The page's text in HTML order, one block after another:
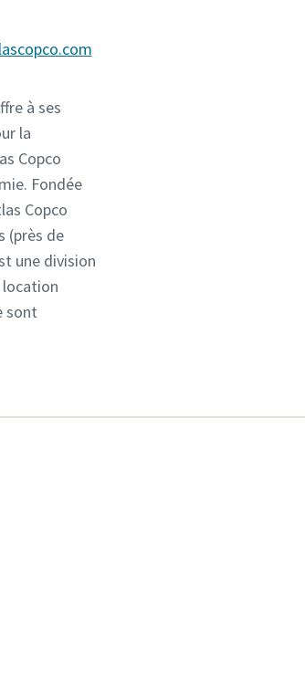
à ses
la
Copco
Fondée
Copco
(près de
une division
sont